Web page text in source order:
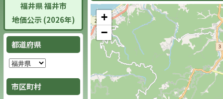
福井県 福井市
地価公示 (2026年)
都道府県
市区町村
+
−